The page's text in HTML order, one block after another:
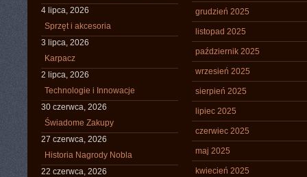
4 lipca, 2026
Sprzęt i akcesoria
3 lipca, 2026
Karpacz
2 lipca, 2026
Technologie i Innowacje
30 czerwca, 2026
Świadome Zakupy
27 czerwca, 2026
Historia Nagrody Nobla
22 czerwca, 2026
grudzień 2025
listopad 2025
październik 2025
wrzesień 2025
sierpień 2025
lipiec 2025
czerwiec 2025
maj 2025
kwiecień 2025